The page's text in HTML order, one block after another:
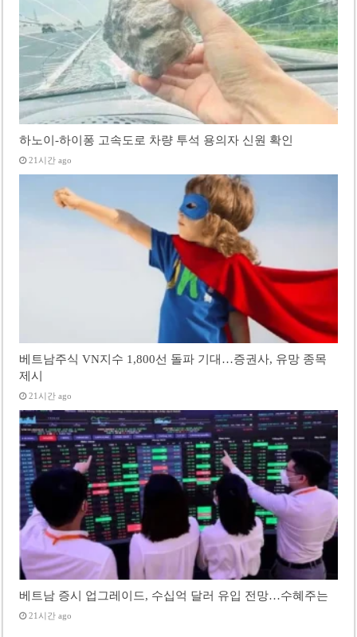
하노이-하이퐁 고속도로 차량 투석 용의자 신원 확인
21시간 ago
베트남주식 VN지수 1,800선 돌파 기대…증권사, 유망 종목
제시
21시간 ago
베트남 증시 업그레이드, 수십억 달러 유입 전망…수혜주는
21시간 ago